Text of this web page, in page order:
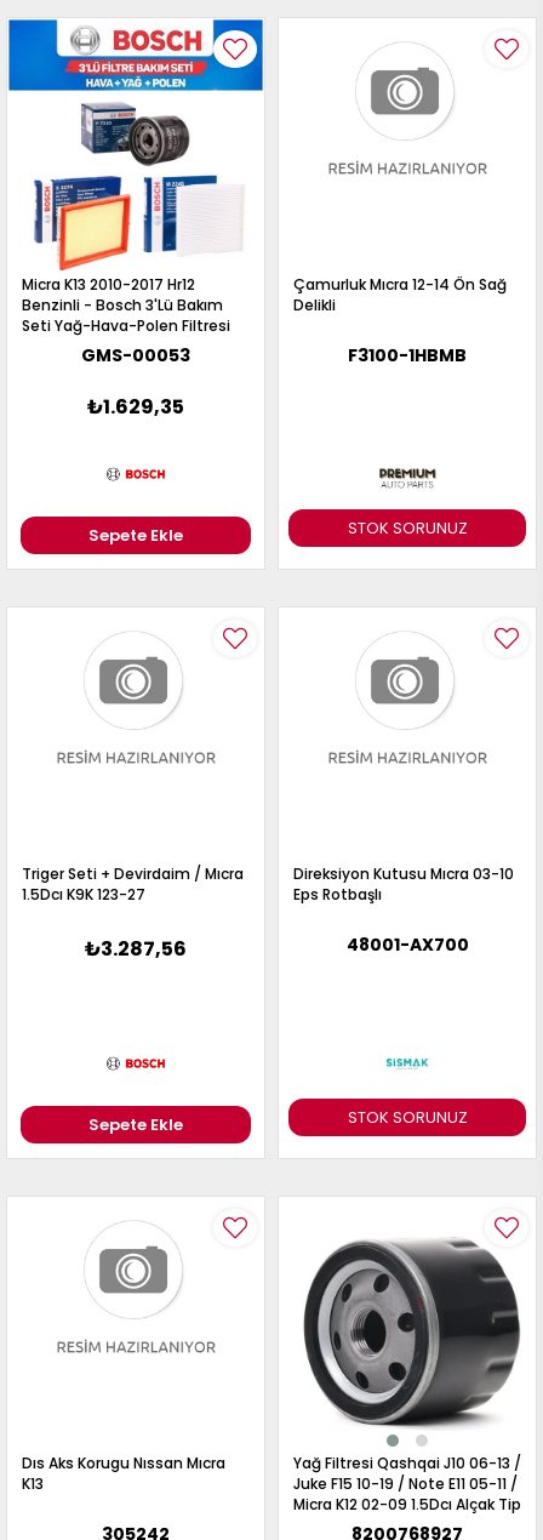
Micra K13 2010-2017 Hr12
Benzinli - Bosch 3'Lü Bakım
Seti Yağ-Hava-Polen Filtresi
GMS-00053
₺1.629,35
Sepete Ekle STOK SORUNUZ
Çamurluk Mıcra 12-14 Ön Sağ
Delikli
F3100-1HBMB
Triger Seti + Devirdaim / Mıcra
1.5Dcı K9K 123-27
₺3.287,56
Sepete Ekle STOK SORUNUZ
Direksiyon Kutusu Mıcra 03-10
Eps Rotbaşlı
48001-AX700
Dıs Aks Korugu Nıssan Mıcra
K13
305242
Yağ Filtresi Qashqai J10 06-13 /
Juke F15 10-19 / Note E11 05-11 /
Micra K12 02-09 1.5Dcı Alçak Tip
8200768927